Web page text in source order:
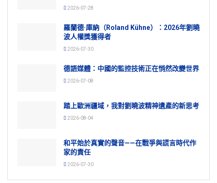
2026-07-28
羅蘭德·庫納（Roland Kühne）：2026年劉曉
波人權獎獲得者
2026-07-30
德語媒體：中國的監控技術正在悄然改變世界
2026-07-08
踏上歐洲疆域，我對劉曉波精神遺產的新思考
2026-08-04
和平始於真實的聲音——在戰爭與謊言時代作
家的責任
2026-07-30